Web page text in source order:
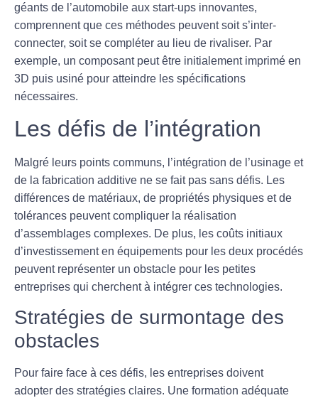
géants de l’automobile aux start-ups innovantes,
comprennent que ces méthodes peuvent soit s’inter-
connecter, soit se compléter au lieu de rivaliser. Par
exemple, un composant peut être initialement imprimé en
3D puis usiné pour atteindre les spécifications
nécessaires.
Les défis de l’intégration
Malgré leurs points communs, l’intégration de l’usinage et
de la fabrication additive ne se fait pas sans défis. Les
différences de matériaux, de propriétés physiques et de
tolérances peuvent compliquer la réalisation
d’assemblages complexes. De plus, les coûts initiaux
d’investissement en équipements pour les deux procédés
peuvent représenter un obstacle pour les petites
entreprises qui cherchent à intégrer ces technologies.
Stratégies de surmontage des
obstacles
Pour faire face à ces défis, les entreprises doivent
adopter des stratégies claires. Une formation adéquate